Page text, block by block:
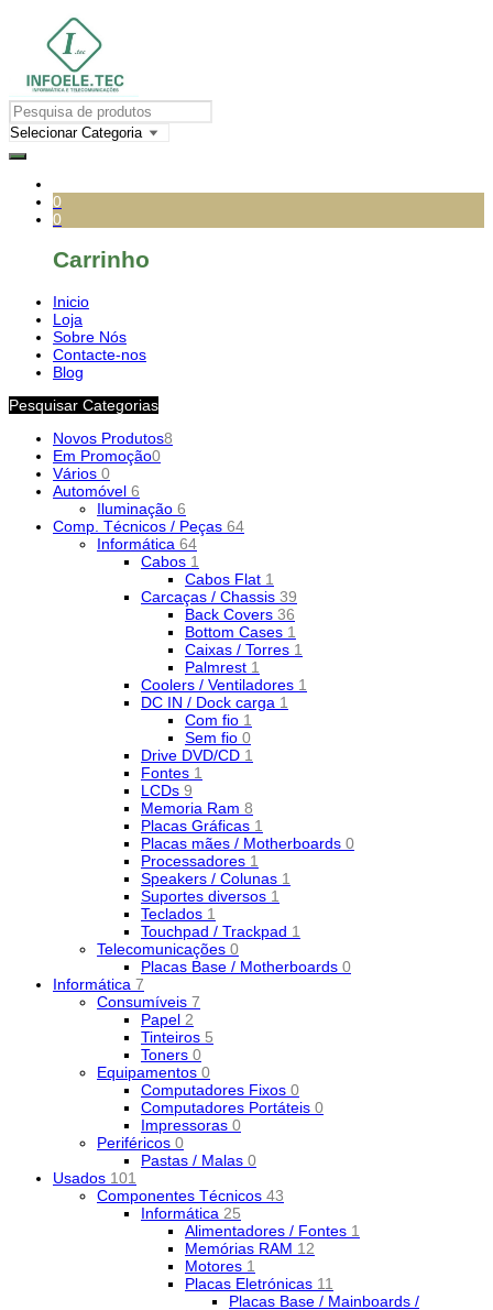
0
0
Carrinho
Inicio
Loja
Sobre Nós
Contacte-nos
Blog
Pesquisar Categorias
Novos Produtos8
Em Promoção0
Vários 0
Automóvel 6
Iluminação 6
Comp. Técnicos / Peças 64
Informática 64
Cabos 1
Cabos Flat 1
Carcaças / Chassis 39
Back Covers 36
Bottom Cases 1
Caixas / Torres 1
Palmrest 1
Coolers / Ventiladores 1
DC IN / Dock carga 1
Com fio 1
Sem fio 0
Drive DVD/CD 1
Fontes 1
LCDs 9
Memoria Ram 8
Placas Gráficas 1
Placas mães / Motherboards 0
Processadores 1
Speakers / Colunas 1
Suportes diversos 1
Teclados 1
Touchpad / Trackpad 1
Telecomunicações 0
Placas Base / Motherboards 0
Informática 7
Consumíveis 7
Papel 2
Tinteiros 5
Toners 0
Equipamentos 0
Computadores Fixos 0
Computadores Portáteis 0
Impressoras 0
Periféricos 0
Pastas / Malas 0
Usados 101
Componentes Técnicos 43
Informática 25
Alimentadores / Fontes 1
Memórias RAM 12
Motores 1
Placas Eletrónicas 11
Placas Base / Mainboards /